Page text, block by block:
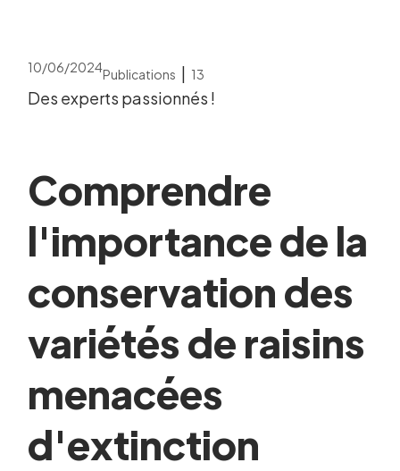
10/06/2024Publications | 13
Des experts passionnés !
Comprendre
l'importance de la
conservation des
variétés de raisins
menacées
d'extinction